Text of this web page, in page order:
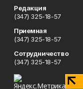
Редакция
(347) 325-18-57
Приемная
(347) 325-18-57
Сотрудничество
(347) 325-18-57